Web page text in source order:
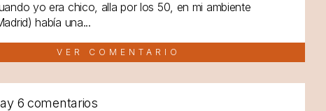
yo era chico, alla por los 50, en mi ambiente
había una...
VER COMENTARIO
6 comentarios